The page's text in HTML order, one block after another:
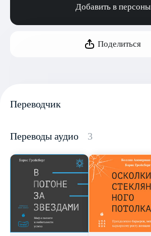
Добавить в персоны
Поделиться
Переводчик
Переводы аудио 3